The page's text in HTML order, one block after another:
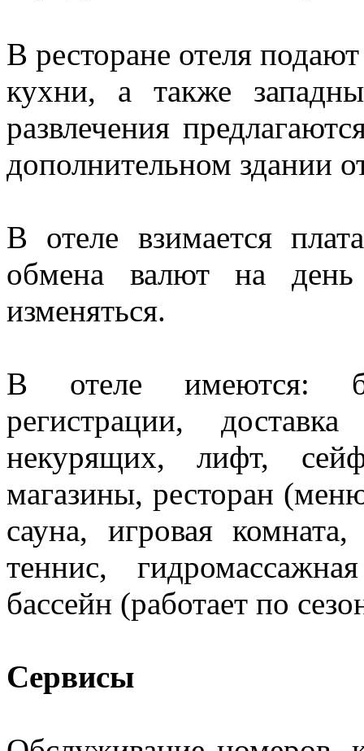
В ресторане отеля
кухни, а также
развлечения
дополнительном здании
В отеле взимается
обмена валют на
изменяться.
В отеле имеются:
регистрации,
некурящих, лифт,
магазины, ресторан
сауна, игровая
теннис,
бассейн (работает по
Сервисы